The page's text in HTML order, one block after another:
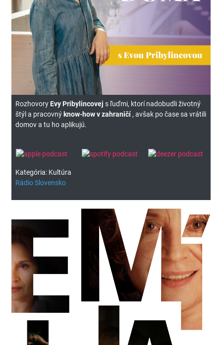
Rozhovory Evy Pribylincovej s ľuďmi, ktorí nadobudli životný
štýl a pracovný know-how v zahraničí , avšak po čase sa vrátili
domov a tu ho aplikujú.
Kategória: Kultúra
Rádio Slovensko